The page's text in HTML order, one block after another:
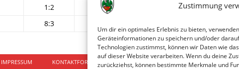
Zustimmung
Um dir ein optimales Erlebnis zu bieten,
Geräteinformationen zu speichern und/oder
Technologien zustimmst, können wir Daten wie
auf dieser Website verarbeiten. Wenn du deine
zurückziehst, können bestimmte Merkmale und
1:2 Frauen-Bezirksliga Rheinhessen
8:3
IMPRESSUM KONTAKTFORMULAR DATENSCHUTZERKLÄRUNG